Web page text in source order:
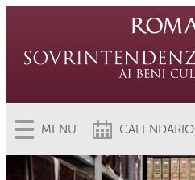
MENU CALENDARIO